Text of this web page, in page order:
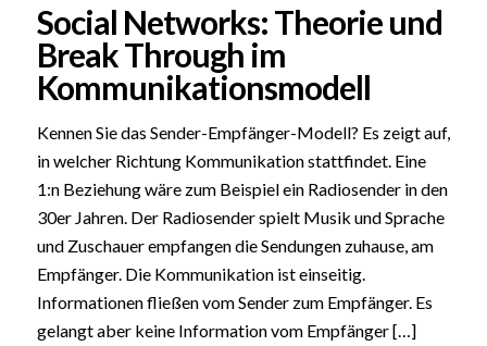
Social Networks: Theorie und
Break Through im
Kommunikationsmodell
Kennen Sie das Sender-Empfänger-Modell? Es zeigt auf,
in welcher Richtung Kommunikation stattfindet. Eine
1:n Beziehung wäre zum Beispiel ein Radiosender in den
30er Jahren. Der Radiosender spielt Musik und Sprache
und Zuschauer empfangen die Sendungen zuhause, am
Empfänger. Die Kommunikation ist einseitig.
Informationen fließen vom Sender zum Empfänger. Es
gelangt aber keine Information vom Empfänger […]